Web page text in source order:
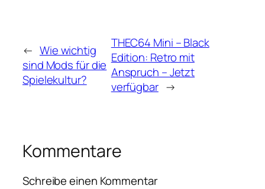
← Wie wichtig
sind Mods für die
Spielekultur?
THEC64 Mini – Black
Edition: Retro mit
Anspruch – Jetzt
verfügbar →
Kommentare
Schreibe einen Kommentar